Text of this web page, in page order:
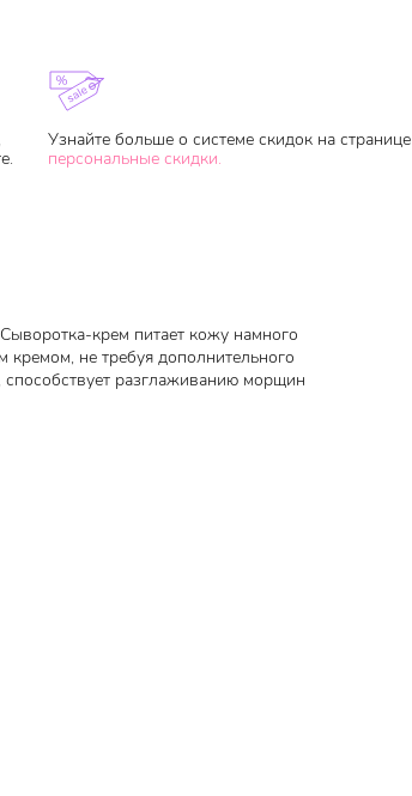
Узнайте больше о системе скидок на странице
персональные скидки.
крем питает кожу намного
не требуя дополнительного
способствует разглаживанию морщин
обладает
масло не